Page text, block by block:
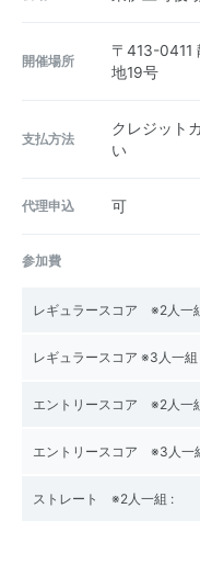
開催場所
〒413-0411
地19号
支払方法
クレジット
い
代理申込 可
参加費
レギュラースコア ※2人一
レギュラースコア ※3人一組
エントリースコア ※2人一
エントリースコア ※3人一
ストレート ※2人一組 :